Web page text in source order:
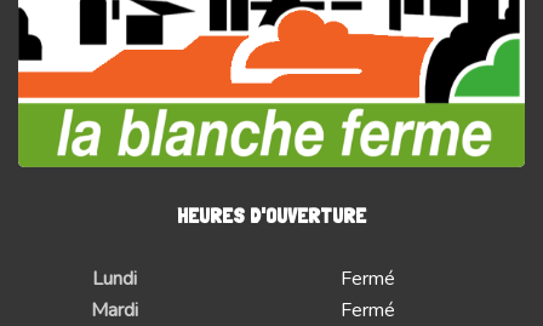
HEURES D'OUVERTURE
Lundi
Fermé
Mardi
Fermé